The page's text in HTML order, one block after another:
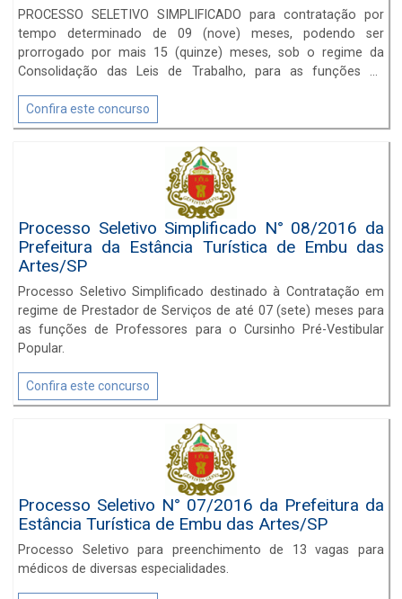
PROCESSO SELETIVO SIMPLIFICADO para contratação por
tempo determinado de 09 (nove) meses, podendo ser
prorrogado por mais 15 (quinze) meses, sob o regime da
Consolidação das Leis de Trabalho, para as funções de
Capítulo I do Edital de abertura.
Confira este concurso
Processo Seletivo Simplificado N° 08/2016 da
Prefeitura da Estância Turística de Embu das
Artes/SP
Processo Seletivo Simplificado destinado à Contratação em
regime de Prestador de Serviços de até 07 (sete) meses para
as funções de Professores para o Cursinho Pré-Vestibular
Popular.
Confira este concurso
Processo Seletivo N° 07/2016 da Prefeitura da
Estância Turística de Embu das Artes/SP
Processo Seletivo para preenchimento de 13 vagas para
médicos de diversas especialidades.